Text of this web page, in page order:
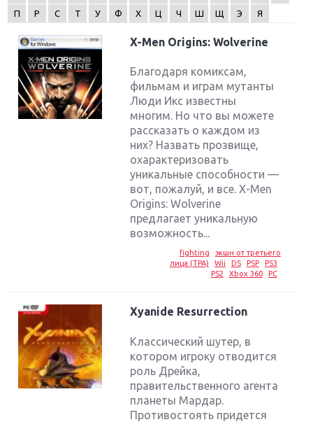
П
Р С Т У Ф Х Ц Ч Ш Щ Э Я
X-Men Origins: Wolverine
Благодаря комиксам,
фильмам и играм мутанты
Люди Икс известны
многим. Но что вы можете
рассказать о каждом из
них? Назвать прозвище,
охарактеризовать
уникальные способности —
вот, пожалуй, и все. X-Men
Origins: Wolverine
предлагает уникальную
возможность...
fighting
экшн от третьего
лица (TPA)
Wii DS PSP
PS3
PS2
Xbox 360 PC
Xyanide Resurrection
Классический шутер, в
котором игроку отводится
роль Дрейка,
правительственного агента
планеты Мардар.
Противостоять придется